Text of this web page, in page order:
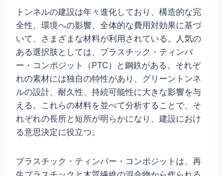
トンネルの建設は年々進化しており、構造的な完
全性、環境への影響、全体的な費用対効果に基づ
いて、さまざまな材料が利用されている。人気の
ある選択肢としては、プラスチック・ティンバ
ー・コンポジット（PTC）と鋼鉄がある。それぞ
れの素材には独自の特性があり、グリーントンネ
ルの設計、耐久性、持続可能性に大きな影響を与
える。これらの材料を並べて分析することで、そ
れぞれの長所と短所が明らかになり、建設におけ
る意思決定に役立つ。
プラスチック・ティンバー・コンポジットは、再